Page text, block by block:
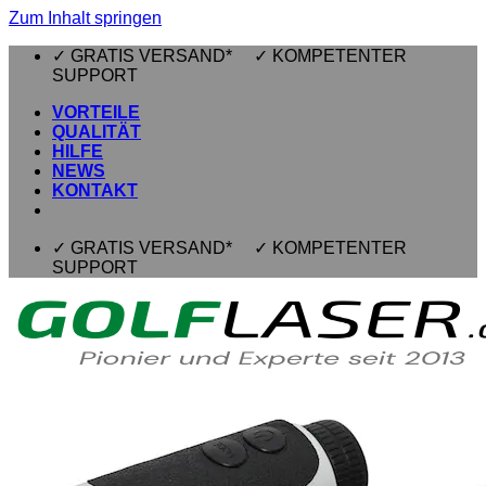
Zum Inhalt springen
✓ GRATIS VERSAND* ✓ KOMPETENTER
SUPPORT
VORTEILE
QUALITÄT
HILFE
NEWS
KONTAKT
✓ GRATIS VERSAND* ✓ KOMPETENTER
SUPPORT